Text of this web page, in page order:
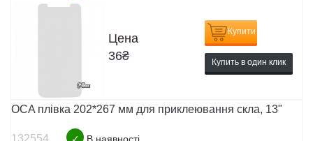
Цена
36₴
Купити
Купить в один клик
OCA плівка 202*267 мм для приклеювання скла, 13"
132554